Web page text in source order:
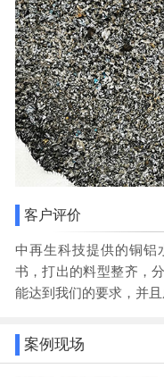
客户评价
中再生科技提供的铜铝
书，打出的料型整齐，
能达到我们的要求，并且
案例现场